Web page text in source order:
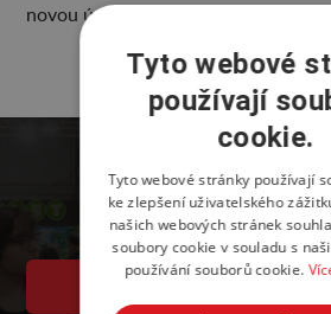
novou úroveň!
Tyto webové
používají
cookie.
Tyto webové stránky používají
ke zlepšení uživatelského
našich webových stránek
soubory cookie v souladu s
používání souborů cookie.